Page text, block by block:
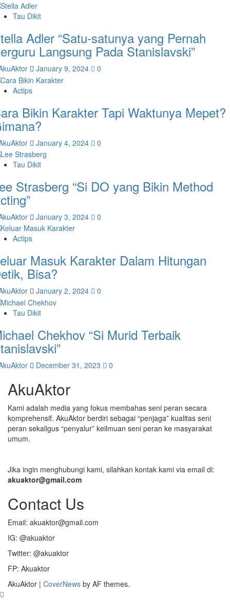
Tau Dikit
Adler “Satu-satunya yang Pernah
Langsung Pada Stanislavski”
January 9, 2024 0
Actips
Bikin Karakter Tapi Waktunya Mepet?
January 4, 2024 0
Tau Dikit
Strasberg “Si DO yang Bikin Method
January 3, 2024 0
Actips
Masuk Karakter Dalam Hitungan
Bisa?
January 2, 2024 0
Tau Dikit
Chekhov “Si Murid Terbaik
December 31, 2023 0
AkuAktor
Kami adalah media yang fokus membahas seni peran secara
komprehensif. AkuAktor berdiri sebagai “penjaga” kualitas seni
peran sekaligus “penyalur” keilmuan seni peran ke masyarakat
umum.
Jika ingin menghubungi kami, silahkan kontak kami via email di:
akuaktor@gmail.com
Contact Us
Email: akuaktor@gmail.com
IG: @akuaktor
Twitter: @akuaktor
FP: Akuaktor
AkuAktor | CoverNews by AF themes.